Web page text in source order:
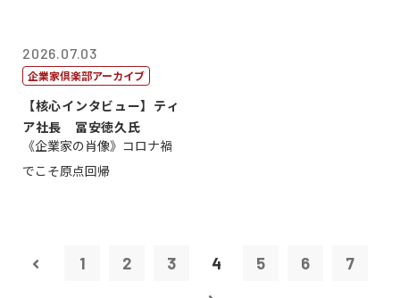
2026.07.03
企業家倶楽部アーカイブ
【核心インタビュー】ティ
ア社長 冨安徳久氏
《企業家の肖像》コロナ禍
でこそ原点回帰
1 2 3 4 5 6 7